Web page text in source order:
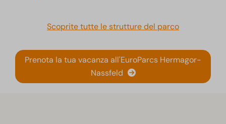
Scoprite tutte le strutture del parco
Prenota la tua vacanza all'EuroParcs Hermagor-
Nassfeld